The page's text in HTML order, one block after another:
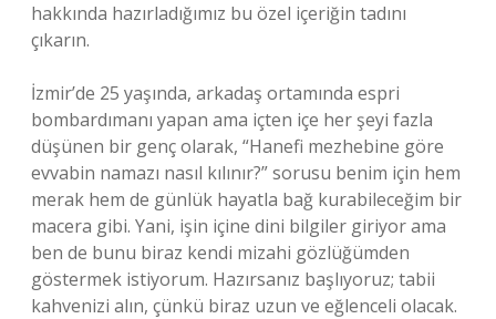
hakkında hazırladığımız bu özel içeriğin tadını
çıkarın.
İzmir’de 25 yaşında, arkadaş ortamında espri
bombardımanı yapan ama içten içe her şeyi fazla
düşünen bir genç olarak, “Hanefi mezhebine göre
evvabin namazı nasıl kılınır?” sorusu benim için hem
merak hem de günlük hayatla bağ kurabileceğim bir
macera gibi. Yani, işin içine dini bilgiler giriyor ama
ben de bunu biraz kendi mizahi gözlüğümden
göstermek istiyorum. Hazırsanız başlıyoruz; tabii
kahvenizi alın, çünkü biraz uzun ve eğlenceli olacak.